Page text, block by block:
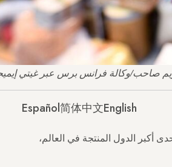
English
简体中文
Español
الدول المنتجة في العالم،